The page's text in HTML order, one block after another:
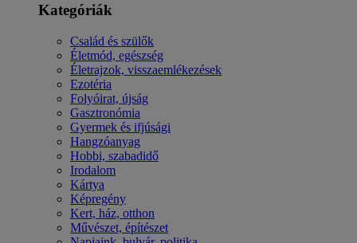
Kategóriák
Család és szülők
Életmód, egészség
Életrajzok, visszaemlékezések
Ezotéria
Folyóirat, újság
Gasztronómia
Gyermek és ifjúsági
Hangzóanyag
Hobbi, szabadidő
Irodalom
Kártya
Képregény
Kert, ház, otthon
Művészet, építészet